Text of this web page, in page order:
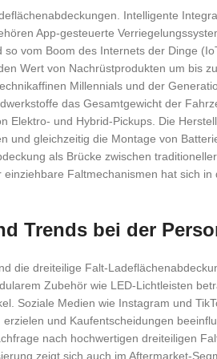
Intelligente
App-gesteuerte
vom Boom des Internets der Dinge
Wert von Nachrüstprodukten um bis
Millennials und der
das Gesamtgewicht der
und Hybrid-Pickups. Die
und gleichzeitig die Montage von
als Brücke zwischen
Faltmechanismen hat sich
Trends bei der
die dreiteilige Falt-
Zubehör wie LED-Lichtleisten
Soziale Medien wie Instagram und
und Kaufentscheidungen
nach hochwertigen dreiteiligen
zeigt sich auch im Aftermarket-